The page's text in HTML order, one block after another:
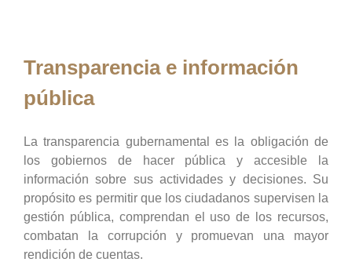
Transparencia e información
pública
La transparencia gubernamental es la obligación de
los gobiernos de hacer pública y accesible la
información sobre sus actividades y decisiones. Su
propósito es permitir que los ciudadanos supervisen la
gestión pública, comprendan el uso de los recursos,
combatan la corrupción y promuevan una mayor
rendición de cuentas.